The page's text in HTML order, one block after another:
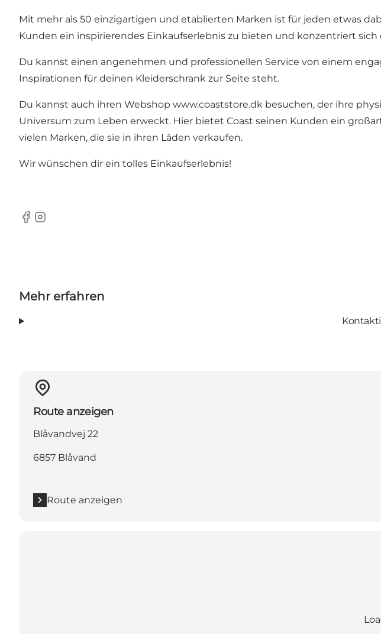
Mit mehr als 50 einzigartigen und etablierten Marken ist für jeden etwas
Kunden ein inspirierendes Einkaufserlebnis zu bieten und konzentriert
Du kannst einen angenehmen und professionellen Service von einem
Inspirationen für deinen Kleiderschrank zur Seite steht.
Du kannst auch ihren Webshop www.coaststore.dk besuchen, der ihre
Universum zum Leben erweckt. Hier bietet Coast seinen Kunden ein
vielen Marken, die sie in ihren Läden verkaufen.
Wir wünschen dir ein tolles Einkaufserlebnis!
Facebook
Instagram
Mehr erfahren
Route anzeigen
Blåvandvej 22
6857 Blåvand
Route anzeigen